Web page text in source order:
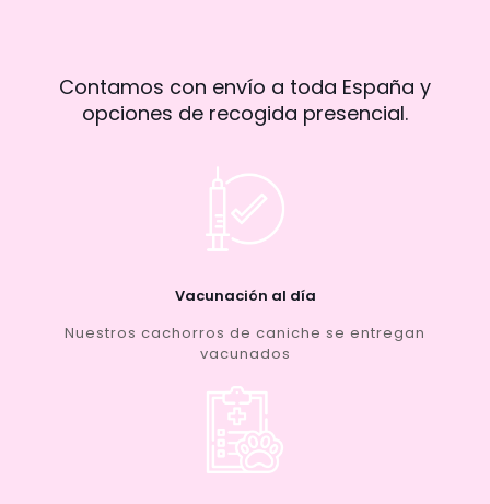
Contamos con envío a toda España y
opciones de recogida presencial.
Vacunación al día
Nuestros cachorros de caniche se entregan
vacunados